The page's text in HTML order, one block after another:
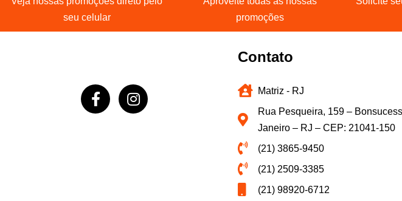
seu celular
promoções
Contato
Matriz - RJ
Rua Pesqueira, 159 –
Janeiro – RJ – CEP: 21041-150
(21) 3865-9450
(21) 2509-3385
(21) 98920-6712